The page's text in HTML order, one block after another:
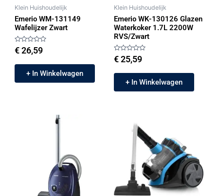
Klein Huishoudelijk
Emerio WM-131149
Wafelijzer Zwart
Gewaardeerd
0
5
€26,59
+ In Winkelwagen
Klein Huishoudelijk
Emerio WK-130126 Glazen
Waterkoker 1.7L 2200W
RVS/Zwart
Gewaardeerd
0
5
€25,59
+ In Winkelwagen